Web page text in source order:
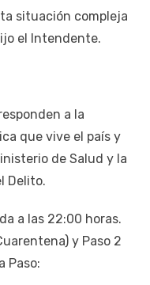
situación compleja
el Intendente.
a la
que vive el país y
de Salud y la
Delito.
a las 22:00 horas.
y Paso 2
Paso: